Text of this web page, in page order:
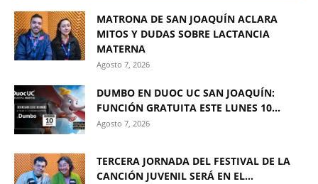
MATRONA DE SAN JOAQUÍN ACLARA
MITOS Y DUDAS SOBRE LACTANCIA
MATERNA
Agosto 7, 2026
DUMBO EN DUOC UC SAN JOAQUÍN:
FUNCIÓN GRATUITA ESTE LUNES 10...
Agosto 7, 2026
TERCERA JORNADA DEL FESTIVAL DE LA
CANCIÓN JUVENIL SERÁ EN EL...